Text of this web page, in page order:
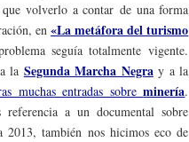
volverlo a contar de una forma
en«La metáfora del turismo
seguía totalmente vigente.
la Segunda Marcha Negray a la
muchas entradas sobreminería.
a un documental sobre
2013, también nos hicimos eco de